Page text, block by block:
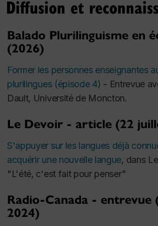
Diffusion et
Balado Plurilinguisme en
(2026)
Former les personnes enseignantes
plurilingues (épisode 4) - Entrevue
Dault, Université de Moncton.
Le Devoir - article (22
S'appuyer sur les langues déjà
acquérir une nouvelle langue, dans
"L'été, c'est fait pour penser"
Radio-Canada - entrevue
2024)